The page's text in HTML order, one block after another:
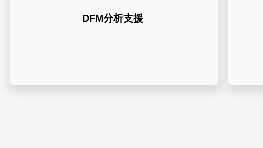
DFM分析支援
活用して、複雑な形状における加工の課題を特